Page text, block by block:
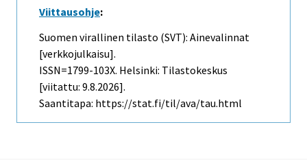
Viittausohje:
Suomen virallinen tilasto (SVT): Ainevalinnat
[verkkojulkaisu].
ISSN=1799-103X. Helsinki: Tilastokeskus
[viitattu: 9.8.2026].
Saantitapa: https://stat.fi/til/ava/tau.html